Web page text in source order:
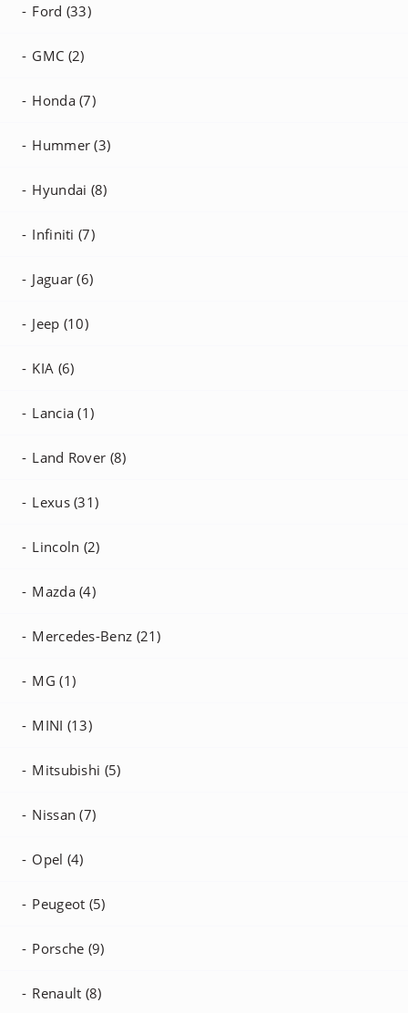
Ford (33)
GMC (2)
Honda (7)
Hummer (3)
Hyundai (8)
Infiniti (7)
Jaguar (6)
Jeep (10)
KIA (6)
Lancia (1)
Land Rover (8)
Lexus (31)
Lincoln (2)
Mazda (4)
Mercedes-Benz (21)
MG (1)
MINI (13)
Mitsubishi (5)
Nissan (7)
Opel (4)
Peugeot (5)
Porsche (9)
Renault (8)